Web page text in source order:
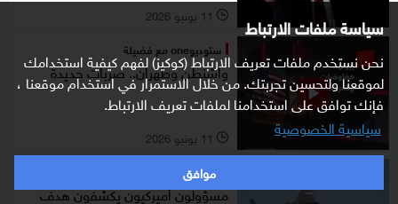
سياسة ملفات الارتباط
نحن نستخدم ملفات تعريف الارتباط (كوكيز) لفهم كيفية استخدامك
لموقعنا ولتحسين تجربتك. من خلال الاستمرار في استخدام موقعنا ،
فإنك توافق على استخدامنا لملفات تعريف الارتباط.
سياسية الخصوصية
موافق
l 11 يونيو 2026
ستوديوone مع فضيلة
واشنطن وطهران.. ضربات جديدة
l 11 يونيو 2026
شرق أوسط
مسؤولون أميركيون يكشفون هدف